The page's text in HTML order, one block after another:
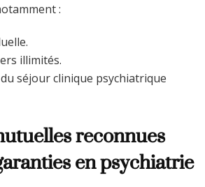
:
illimités.
séjour clinique psychiatrique
reconnues
en psychiatrie